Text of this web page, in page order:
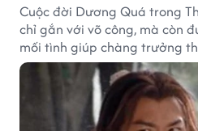
Cuộc đời Dương Quá trong
chỉ gắn với võ công, mà còn
mối tình giúp chàng trưởng